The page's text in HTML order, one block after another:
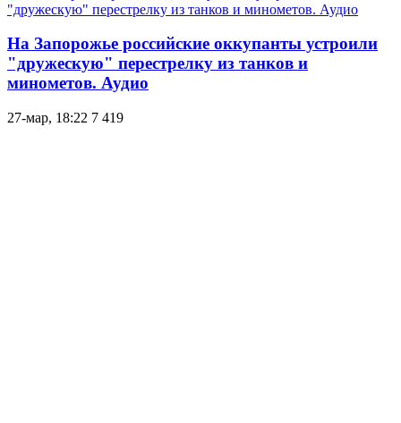
На Запорожье российские оккупанты устроили
"дружескую" перестрелку из танков и
минометов. Аудио
27-мар, 18:22 7 419